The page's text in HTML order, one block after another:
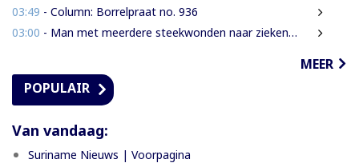
03:49 - Column: Borrelpraat no. 936
03:00 - Man met meerdere steekwonden naar ziekenhuis na ruzie bij discotheek
MEER
POPULAIR
Van vandaag:
Suriname Nieuws | Voorpagina